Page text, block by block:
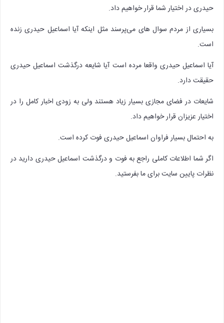
حیدری در اختیار شما قرار خواهیم داد.
بسیاری از مردم سوال های می‌پرسند مثل اینکه آیا اسماعیل حیدری زنده
است.
آیا اسماعیل حیدری واقعا مرده است آیا شایعه درگذشت اسماعیل حیدری
حقیقت دارد.
شایعات در فضای مجازی بسیار زیاد هستند ولی به زودی اخبار کامل را در
اختیار عزیزان قرار خواهیم داد.
به احتمال بسیار فراوان اسماعیل حیدری فوت کرده است.
اگر شما اطلاعات کاملی راجع به فوت و درگذشت اسماعیل حیدری دارید در
نظرات پایین سایت برای ما بفرستید.